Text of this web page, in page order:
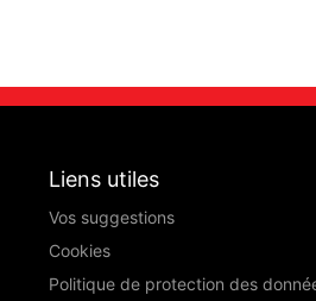
Liens utiles
Vos suggestions
Cookies
Politique de protection des